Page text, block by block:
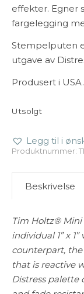
effekter. Egner
fargelegging
Stempelputen
utgave av
Produsert i USA.
Utsolgt
Legg til i
Produktnummer:
Beskrivelse
Tim Holtz® Mini
individual 1” x
counterpart,
that is reactive
Distress palette